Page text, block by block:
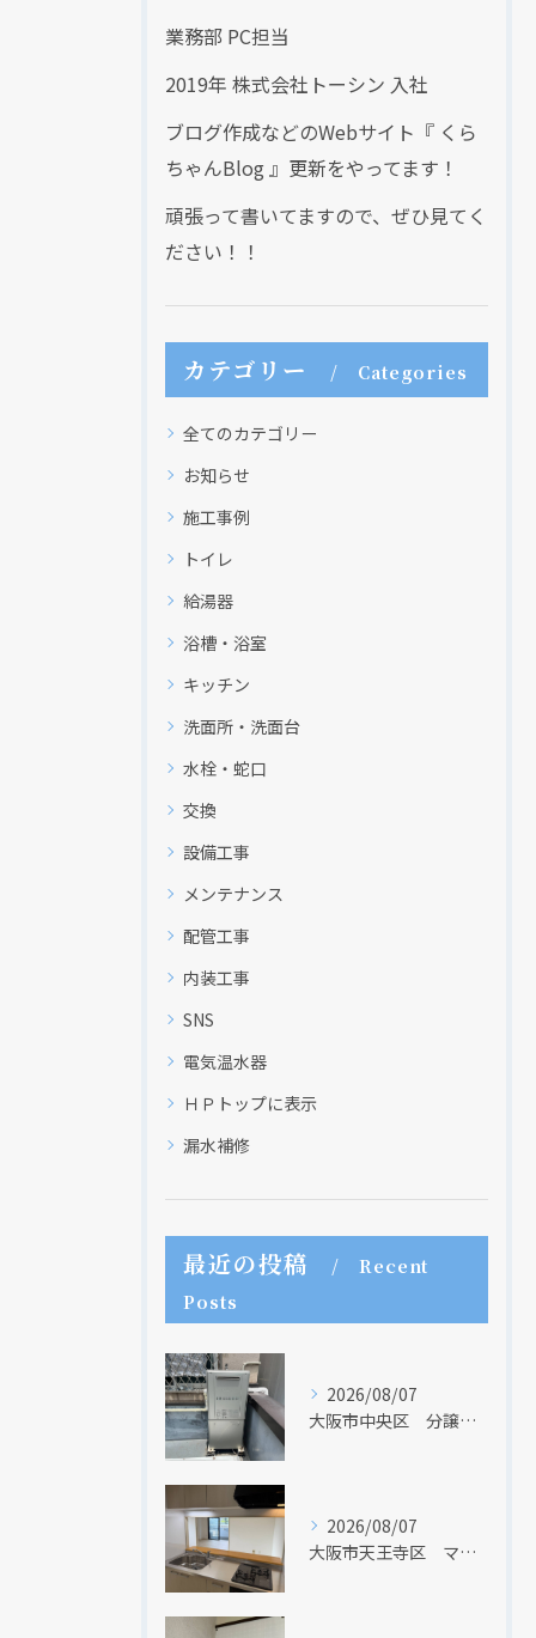
業務部 PC担当
2019年 株式会社トーシン 入社
ブログ作成などのWebサイト『 くら
ちゃんBlog 』更新をやってます！
頑張って書いてますので、ぜひ見てく
ださい！！
カテゴリー Categories
全てのカテゴリー
お知らせ
施工事例
トイレ
給湯器
浴槽・浴室
キッチン
洗面所・洗面台
水栓・蛇口
交換
設備工事
メンテナンス
配管工事
内装工事
SNS
電気温水器
ＨＰトップに表示
漏水補修
最近の投稿
Recent
Posts
2026/08/07
大阪市中央区 分譲マンションの給湯器取替リフォーム工事 UV除菌機能搭載給湯器
2026/08/07
大阪市天王寺区 マンションのキッチン取替及び内装リフォーム工事 クリナップ
現在、新聞に入っている折込チラシです。
現在、新聞に入っている折込チラシです。